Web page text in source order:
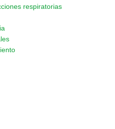
respiratorias